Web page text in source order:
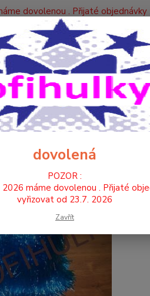
dovolenou . Přijaté
Hledat
POMPON klasik modrý
modrý
dovolená
POZOR :
2026 máme dovolenou . Přijaté
vyřizovat od 23.7. 2026
Zavřít